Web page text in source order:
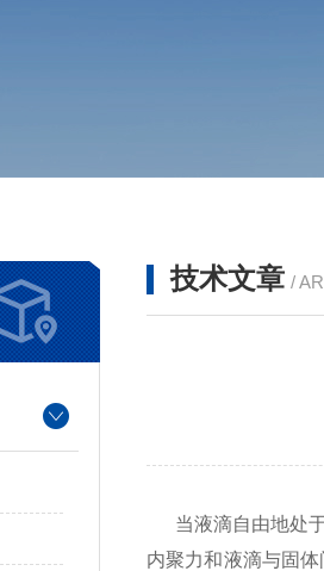
技术文章 /
当液滴自由地处
内聚力和液滴与固